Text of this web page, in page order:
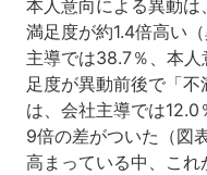
本人意向による異動
満足度が約1.4倍高い
主導では38.7％、本
足度が異動前後で「
は、会社主導では
9倍の差がついた（図
高まっている中、こ